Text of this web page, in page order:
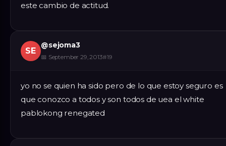
este cambio de actitud.
SE
@sejoma3
📅 September 29, 2013#19
yo no se quien ha sido pero de lo que estoy seguro es
que conozco a todos y son todos de uea el white
pablokong renegated